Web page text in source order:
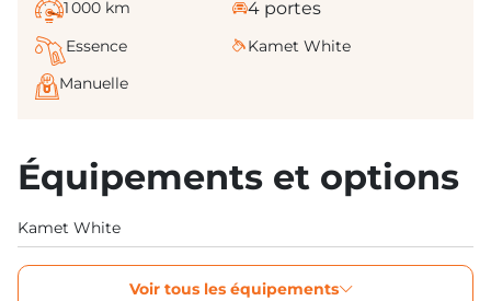
1 000 km 4 portes
Essence
Kamet White
Manuelle
Équipements et options
Kamet White
Voir tous les équipements